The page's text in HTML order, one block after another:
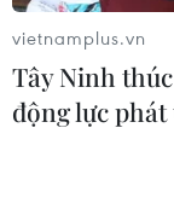
người trên
06/08/2026 09:44
vietnamplus.vn
Tây Ninh
động lực